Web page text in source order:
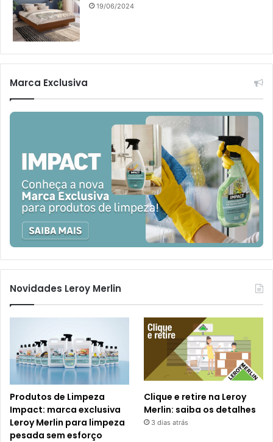
19/06/2024
Marca Exclusiva
Novidades Leroy Merlin
Produtos de Limpeza
Impact: marca exclusiva
Leroy Merlin para limpeza
pesada sem esforço
Clique e retire na Leroy
Merlin: saiba os detalhes
3 dias atrás